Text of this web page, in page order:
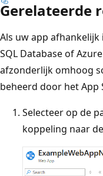
Gerelateerde
Als uw app afhankelijk
SQL Database of
afzonderlijk omhoog
beheerd door het App
Selecteer op de
koppeling naar